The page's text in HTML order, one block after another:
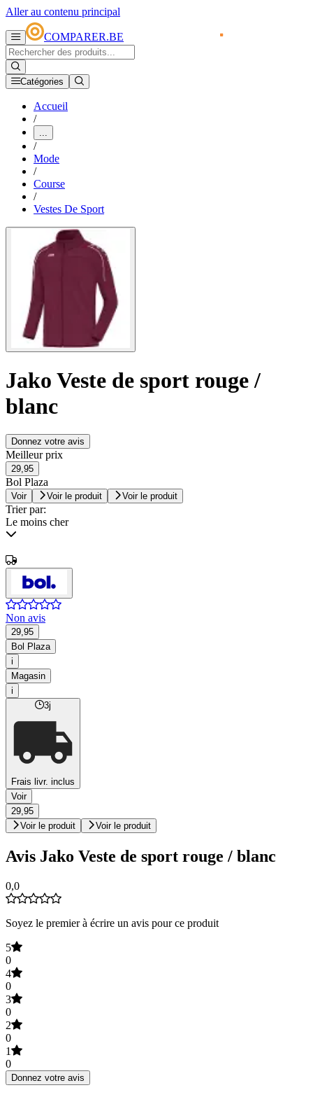
Aller au contenu principal
COMPARER.BE
Catégories
Accueil
/
...
/
Mode
/
Course
/
Vestes De Sport
Jako Veste de sport rouge /
blanc
Donnez votre avis
Meilleur prix
29,95
Bol Plaza
Voir Voir le produit Voir le produit
Trier par:
Le moins cher
Non avis
29,95
Bol Plaza
i
Magasin
i
3j
Frais livr. inclus
Voir
29,95
Voir le produit
Voir le produit
Avis Jako Veste de sport rouge / blanc
0,0
Soyez le premier à écrire un avis pour ce produit
5
0
4
0
3
0
2
0
1
0
Donnez votre avis